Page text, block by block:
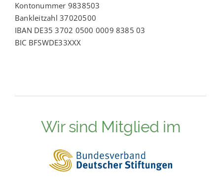
Kontonummer 9838503
Bankleitzahl 37020500
IBAN DE35 3702 0500 0009 8385 03
BIC BFSWDE33XXX
Wir sind Mitglied im